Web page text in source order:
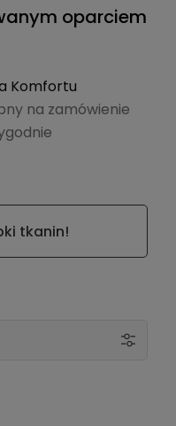
oparciem
Komfortu
na zamówienie
tkanin!